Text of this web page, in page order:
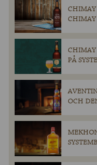
CHIMAY
CHIMAY
PÅ
OCH